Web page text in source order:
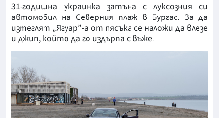
31-годишна украинка затъна с луксозния си
автомобил на Северния плаж в Бургас. За да
изтеглят „Ягуар”-а от пясъка се наложи да влезе
и джип, който да го издърпа с въже.